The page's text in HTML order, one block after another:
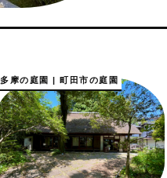
多摩の庭園 | 町田市の庭園